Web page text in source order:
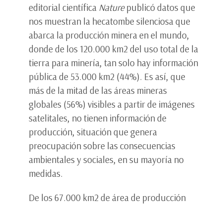
editorial científica Naturepublicó datos que
nos muestran la hecatombe silenciosa que
abarca la producción minera en el mundo,
donde de los 120.000 km2 del uso total de la
tierra para minería, tan solo hay información
pública de 53.000 km2 (44%). Es así, que
más de la mitad de las áreas mineras
globales (56%) visibles a partir de imágenes
satelitales, no tienen información de
producción, situación que genera
preocupación sobre las consecuencias
ambientales y sociales, en su mayoría no
medidas.
De los 67.000 km2 de área de producción